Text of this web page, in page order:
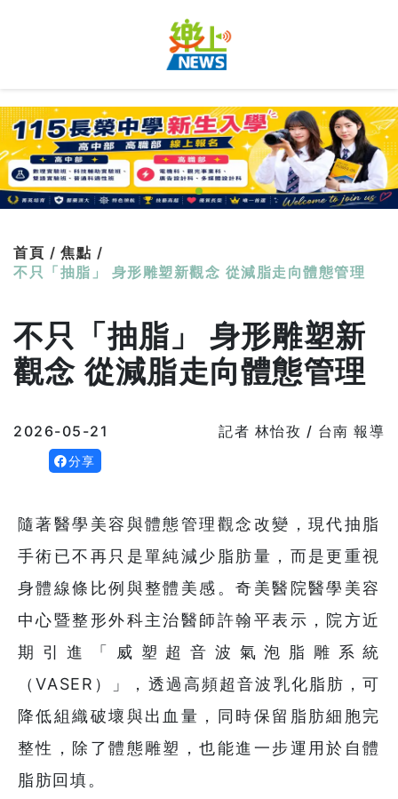
首頁 / 焦點 /
不只「抽脂」 身形雕塑新觀念 從減脂走向體態管理
不只「抽脂」 身形雕塑新
觀念 從減脂走向體態管理
2026-05-21 記者 林怡孜 / 台南 報導
分享
隨著醫學美容與體態管理觀念改變，現代抽脂
手術已不再只是單純減少脂肪量，而是更重視
身體線條比例與整體美感。奇美醫院醫學美容
中心暨整形外科主治醫師許翰平表示，院方近
期引進「威塑超音波氣泡脂雕系統
（VASER）」，透過高頻超音波乳化脂肪，可
降低組織破壞與出血量，同時保留脂肪細胞完
整性，除了體態雕塑，也能進一步運用於自體
脂肪回填。